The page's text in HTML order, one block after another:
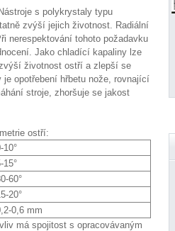
s polykrystaly typu
zvýší jejich životnost. Radiální
nerespektování tohoto požadavku
Jako chladící kapaliny lze
životnost ostří a zlepší se
je opotřebení hřbetu nože, rovnající
stroje, zhoršuje se jakost
ostří:
10°
15°
60°
20°
0,6 mm
má spojitost s opracovávaným